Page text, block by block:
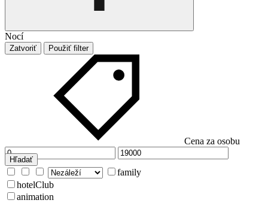
Nocí
Zatvoriť Použiť filter
Cena za osobu
Hľadať
family
hotelClub
animation